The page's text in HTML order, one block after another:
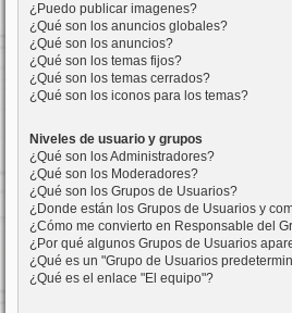
¿Puedo publicar imagenes?
¿Qué son los anuncios globales?
¿Qué son los anuncios?
¿Qué son los temas fijos?
¿Qué son los temas cerrados?
¿Qué son los iconos para los temas?
Niveles de usuario y grupos
¿Qué son los Administradores?
¿Qué son los Moderadores?
¿Qué son los Grupos de Usuarios?
¿Donde están los Grupos de Usuarios y
¿Cómo me convierto en Responsable del
¿Por qué algunos Grupos de Usuarios
¿Qué es un "Grupo de Usuarios
¿Qué es el enlace "El equipo"?